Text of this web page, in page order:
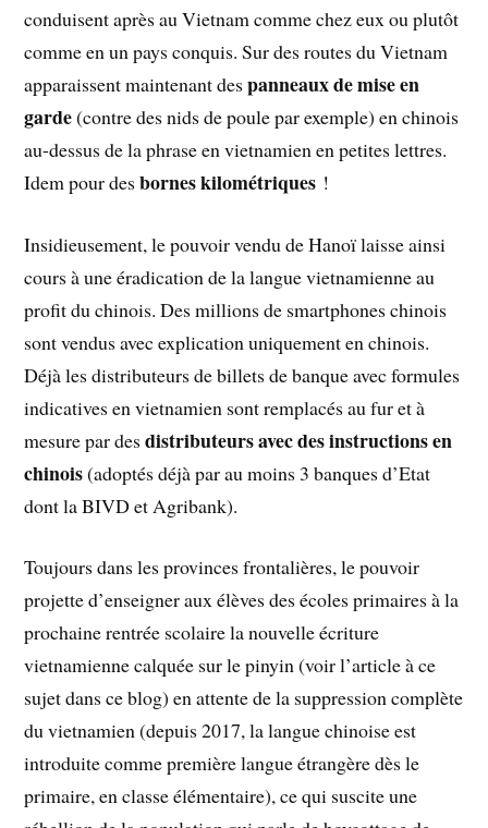
conduisent après au Vietnam comme chez eux ou plutôt
comme en un pays conquis. Sur des routes du Vietnam
apparaissent maintenant despanneaux de mise en
garde(contre des nids de poule par exemple) en chinois
au-dessus de la phrase en vietnamien en petites lettres.
Idem pour desbornes kilométriques !
Insidieusement, le pouvoir vendu de Hanoï laisse ainsi
cours à une éradication de la langue vietnamienne au
profit du chinois. Des millions de smartphones chinois
sont vendus avec explication uniquement en chinois.
Déjà les distributeurs de billets de banque avec formules
indicatives en vietnamien sont remplacés au fur et à
mesure par desdistributeurs avec des instructions en
chinois(adoptés déjà par au moins 3 banques d’Etat
dont la BIVD et Agribank).
Toujours dans les provinces frontalières, le pouvoir
projette d’enseigner aux élèves des écoles primaires à la
prochaine rentrée scolaire la nouvelle écriture
vietnamienne calquée sur le pinyin (voir l’article à ce
sujet dans ce blog) en attente de la suppression complète
du vietnamien (depuis 2017, la langue chinoise est
introduite comme première langue étrangère dès le
primaire, en classe élémentaire), ce qui suscite une